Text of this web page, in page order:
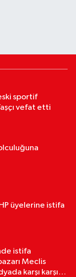
sportif
vefat etti
üyelerine istifa
istifa
Meclis
karşı karşıya